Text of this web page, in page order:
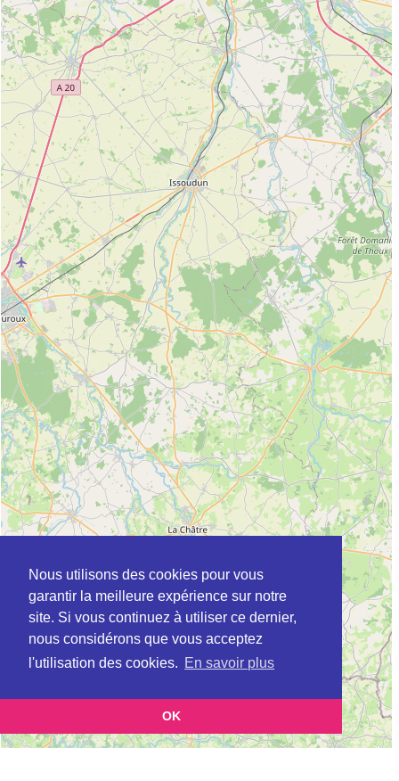
Nous utilisons des cookies pour vous
garantir la meilleure expérience sur notre
site. Si vous continuez à utiliser ce dernier,
nous considérons que vous acceptez
l'utilisation des cookies. En savoir plus
OK